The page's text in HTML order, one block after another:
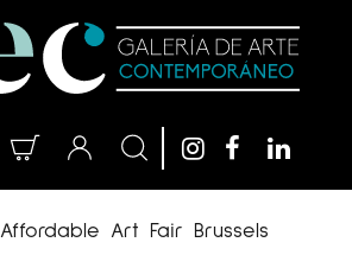
Affordable Art Fair Brussels